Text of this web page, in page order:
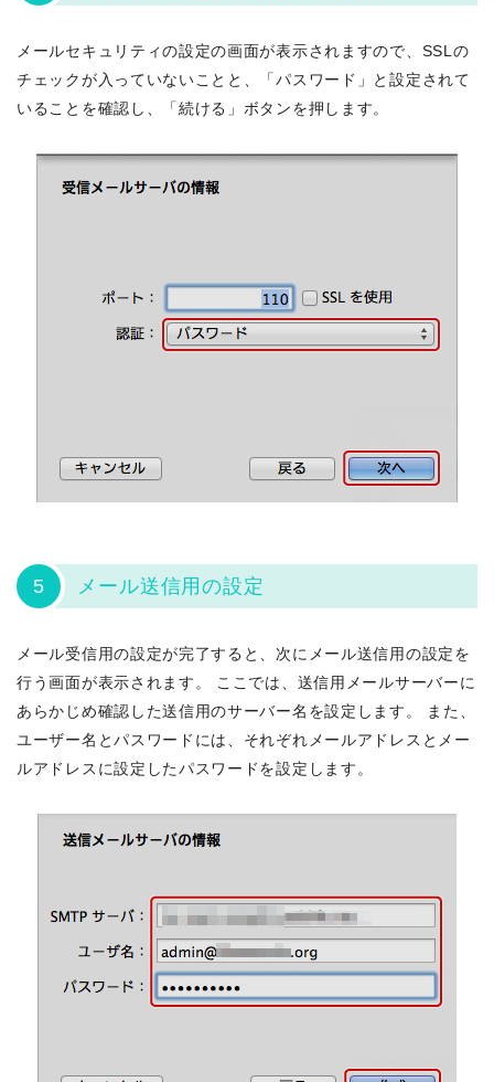
メールセキュリティの設定の画面が表示されますので、SSLの
チェックが入っていないことと、「パスワード」と設定されて
いることを確認し、「続ける」ボタンを押します。
5 メール送信用の設定
メール受信用の設定が完了すると、次にメール送信用の設定を
行う画面が表示されます。 ここでは、送信用メールサーバーに
あらかじめ確認した送信用のサーバー名を設定します。 また、
ユーザー名とパスワードには、それぞれメールアドレスとメー
ルアドレスに設定したパスワードを設定します。